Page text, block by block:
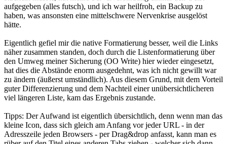
aufgegeben (alles futsch), und ich war heilfroh, ein Backup zu
haben, was ansonsten eine mittelschwere Nervenkrise ausgelöst
hätte.
Eigentlich gefiel mir die native Formatierung besser, weil die Links
näher zusammen standen, doch durch die Listenformatierung über
den Umweg meiner Sicherung (OO Write) hier wieder eingesetzt,
hat dies die Abstände enorm ausgedehnt, was ich nicht gewillt war
zu ändern (äußerst umständlich). Aus diesem Grund, mit dem Vorteil
guter Differenzierung und dem Nachteil einer unübersichtlicheren
viel längeren Liste, kam das Ergebnis zustande.
Tipps: Der Aufwand ist eigentlich übersichtlich, denn wenn man das
kleine Icon, dass sich gleich am Anfang vor jeder URL - in der
Adresszeile jeden Browsers - per Drag&drop anfasst, kann man es